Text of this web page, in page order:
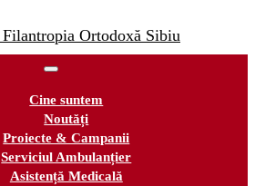
Cine suntem
Noutăți
Proiecte & Campanii
Serviciul Ambulanțier
Asistență Medicală